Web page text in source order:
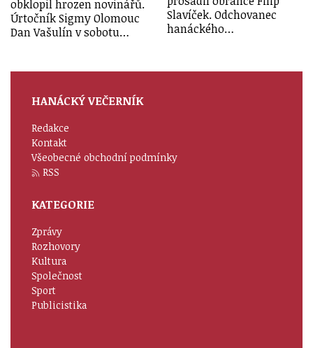
obklopil hrozen novinářů.
Úrtočník Sigmy Olomouc
Dan Vašulín v sobotu…
Slavíček. Odchovanec
hanáckého…
HANÁCKÝ VEČERNÍK
Redakce
Kontakt
Všeobecné obchodní podmínky
RSS
KATEGORIE
Zprávy
Rozhovory
Kultura
Společnost
Sport
Publicistika